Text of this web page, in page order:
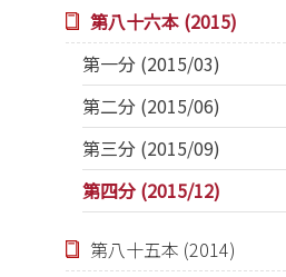
第八十六本 (2015)
第一分 (2015/03)
第二分 (2015/06)
第三分 (2015/09)
第四分 (2015/12)
第八十五本 (2014)